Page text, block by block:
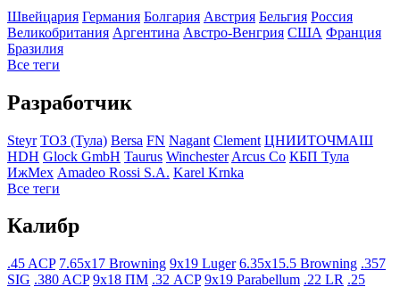
Швейцария Германия Болгария Австрия Бельгия Росcия
Великобритания Аргентина Австро-Венгрия США Франция
Бразилия
Все теги
Разработчик
Steyr ТОЗ (Тула) Bersa FN Nagant Clement ЦНИИТОЧМАШ
HDH Glock GmbH Taurus Winchester Arcus Co КБП Тула
ИжМех Amadeo Rossi S.A. Karel Krnka
Все теги
Калибр
.45 ACP 7.65x17 Browning 9x19 Luger 6.35x15.5 Browning .357
SIG .380 ACP 9x18 ПМ .32 ACP 9x19 Parabellum .22 LR .25